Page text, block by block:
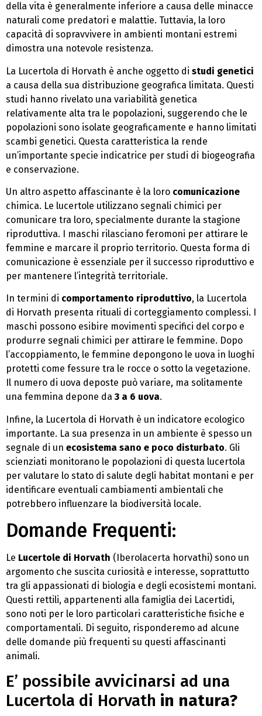
della vita è generalmente inferiore a causa delle minacce
naturali come predatori e malattie. Tuttavia, la loro
capacità di sopravvivere in ambienti montani estremi
dimostra una notevole resistenza.
La Lucertola di Horvath è anche oggetto di studi genetici
a causa della sua distribuzione geografica limitata. Questi
studi hanno rivelato una variabilità genetica
relativamente alta tra le popolazioni, suggerendo che le
popolazioni sono isolate geograficamente e hanno limitati
scambi genetici. Questa caratteristica la rende
un’importante specie indicatrice per studi di biogeografia
e conservazione.
Un altro aspetto affascinante è la loro comunicazione
chimica. Le lucertole utilizzano segnali chimici per
comunicare tra loro, specialmente durante la stagione
riproduttiva. I maschi rilasciano feromoni per attirare le
femmine e marcare il proprio territorio. Questa forma di
comunicazione è essenziale per il successo riproduttivo e
per mantenere l’integrità territoriale.
In termini di comportamento riproduttivo, la Lucertola
di Horvath presenta rituali di corteggiamento complessi. I
maschi possono esibire movimenti specifici del corpo e
produrre segnali chimici per attirare le femmine. Dopo
l’accoppiamento, le femmine depongono le uova in luoghi
protetti come fessure tra le rocce o sotto la vegetazione.
Il numero di uova deposte può variare, ma solitamente
una femmina depone da 3 a 6 uova.
Infine, la Lucertola di Horvath è un indicatore ecologico
importante. La sua presenza in un ambiente è spesso un
segnale di un ecosistema sano e poco disturbato. Gli
scienziati monitorano le popolazioni di questa lucertola
per valutare lo stato di salute degli habitat montani e per
identificare eventuali cambiamenti ambientali che
potrebbero influenzare la biodiversità locale.
Domande Frequenti:
Le Lucertole di Horvath (Iberolacerta horvathi) sono un
argomento che suscita curiosità e interesse, soprattutto
tra gli appassionati di biologia e degli ecosistemi montani.
Questi rettili, appartenenti alla famiglia dei Lacertidi,
sono noti per le loro particolari caratteristiche fisiche e
comportamentali. Di seguito, risponderemo ad alcune
delle domande più frequenti su questi affascinanti
animali.
E’ possibile avvicinarsi ad una
Lucertola di Horvath in natura?